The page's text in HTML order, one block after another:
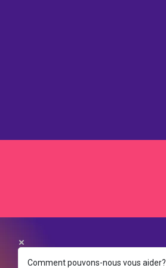
Comment pouvons-nous vous aider?